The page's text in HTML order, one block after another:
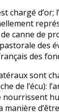
chargé d’or;
canne de
des
des
sont
de l’écu):
manière